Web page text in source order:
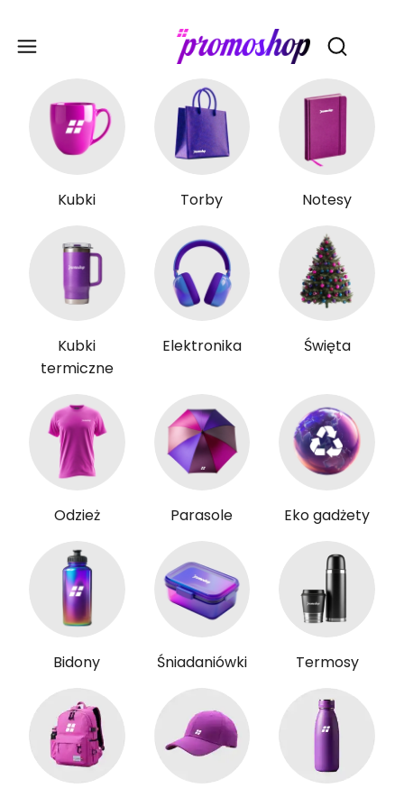
Otwórz
Kubki Torby Notesy
Kubki
termiczne
Elektronika Święta
Odzież Parasole Eko gadżety
Bidony Śniadaniówki Termosy